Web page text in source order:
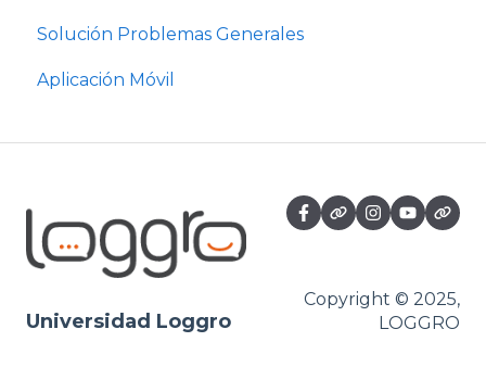
Solución Problemas Generales
Aplicación Móvil
Universidad Loggro
Copyright © 2025,
LOGGRO